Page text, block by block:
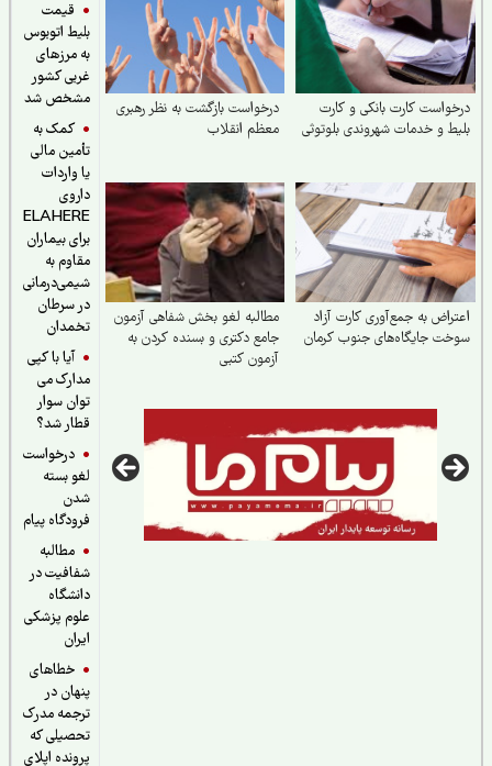
قیمت
بلیط اتوبوس
به مرزهای
غربی کشور
مشخص شد
کمک به
تأمین مالی
یا واردات
داروی
ELAHERE
برای بیماران
مقاوم به
شیمی‌درمانی
در سرطان
تخمدان
آیا با کپی
مدارک می
توان سوار
قطار شد؟
درخواست
لغو بسته
فرودگاه پیام
مطالبه
شفافیت در
دانشگاه
علوم پزشکی
خطاهای
پنهان در
ترجمه مدرک
تحصیلی که
پرونده اپلای
کارت بانکی و کارت
و خدمات شهروندی بلوتوثی
درخواست بازگشت به نظر رهبری
معظم انقلاب
به جمع‌آوری کارت آزاد
جایگاه‌های جنوب کرمان
مطالبه لغو بخش شفاهی آزمون
جامع دکتری و بسنده کردن به
آزمون کتبی